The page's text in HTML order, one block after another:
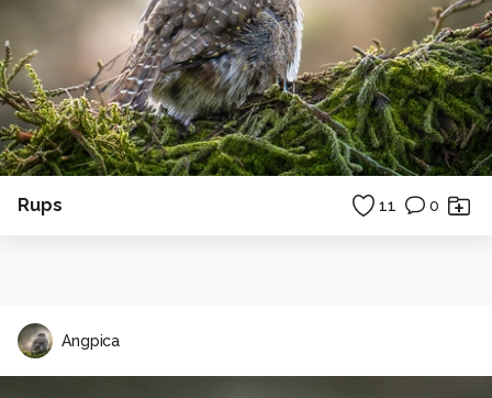
Rups 11 0
Angpica